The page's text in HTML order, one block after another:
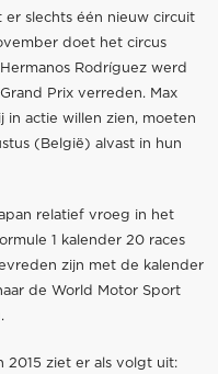
slechts één nieuw circuit
doet het circus
Rodríguez werd
Prix verreden. Max
in actie willen zien, moeten
(België) alvast in hun
relatief vroeg in het
1 kalender 20 races
zijn met de kalender
de World Motor Sport
2015 ziet er als volgt uit: